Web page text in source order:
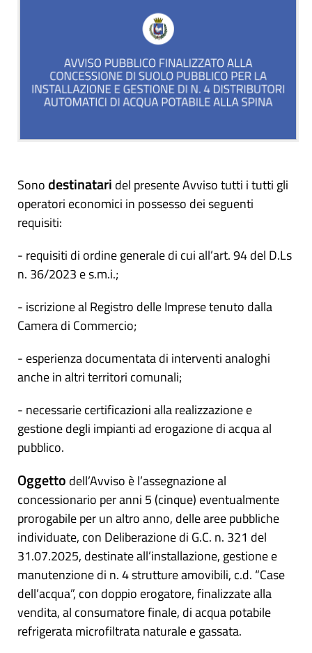
Sonodestinatari del presente Avviso tutti i tutti gli
operatori economici in possesso dei seguenti
requisiti:
- requisiti di ordine generale di cui all’art. 94 del D.Ls
n. 36/2023 e s.m.i.;
- iscrizione al Registro delle Imprese tenuto dalla
Camera di Commercio;
- esperienza documentata di interventi analoghi
anche in altri territori comunali;
- necessarie certificazioni alla realizzazione e
gestione degli impianti ad erogazione di acqua al
pubblico.
Oggetto dell’Avviso è l’assegnazione al
concessionario per anni 5 (cinque) eventualmente
prorogabile per un altro anno, delle aree pubbliche
individuate, con Deliberazione di G.C. n. 321 del
31.07.2025, destinate all’installazione, gestione e
manutenzione di n. 4 strutture amovibili, c.d. “Case
dell’acqua”, con doppio erogatore, finalizzate alla
vendita, al consumatore finale, di acqua potabile
refrigerata microfiltrata naturale e gassata.